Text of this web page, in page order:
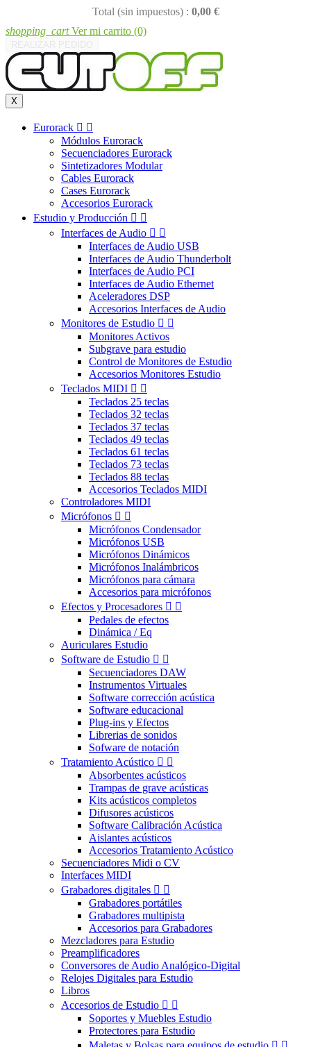
Total (sin impuestos) : 0,00 €
shopping_cart Ver mi carrito (0)
X
Eurorack  
Módulos Eurorack
Secuenciadores Eurorack
Sintetizadores Modular
Cables Eurorack
Cases Eurorack
Accesorios Eurorack
Estudio y Producción  
Interfaces de Audio  
Interfaces de Audio USB
Interfaces de Audio Thunderbolt
Interfaces de Audio PCI
Interfaces de Audio Ethernet
Aceleradores DSP
Accesorios Interfaces de Audio
Monitores de Estudio  
Monitores Activos
Subgrave para estudio
Control de Monitores de Estudio
Accesorios Monitores Estudio
Teclados MIDI  
Teclados 25 teclas
Teclados 32 teclas
Teclados 37 teclas
Teclados 49 teclas
Teclados 61 teclas
Teclados 73 teclas
Teclados 88 teclas
Accesorios Teclados MIDI
Controladores MIDI
Micrófonos  
Micrófonos Condensador
Micrófonos USB
Micrófonos Dinámicos
Micrófonos Inalámbricos
Micrófonos para cámara
Accesorios para micrófonos
Efectos y Procesadores  
Pedales de efectos
Dinámica / Eq
Auriculares Estudio
Software de Estudio  
Secuenciadores DAW
Instrumentos Virtuales
Software corrección acústica
Software educacional
Plug-ins y Efectos
Librerias de sonidos
Sofware de notación
Tratamiento Acústico  
Absorbentes acústicos
Trampas de grave acústicas
Kits acústicos completos
Difusores acústicos
Software Calibración Acústica
Aislantes acústicos
Accesorios Tratamiento Acústico
Secuenciadores Midi o CV
Interfaces MIDI
Grabadores digitales  
Grabadores portátiles
Grabadores multipista
Accesorios para Grabadores
Mezcladores para Estudio
Preamplificadores
Conversores de Audio Analógico-Digital
Relojes Digitales para Estudio
Libros
Accesorios de Estudio  
Soportes y Muebles Estudio
Protectores para Estudio